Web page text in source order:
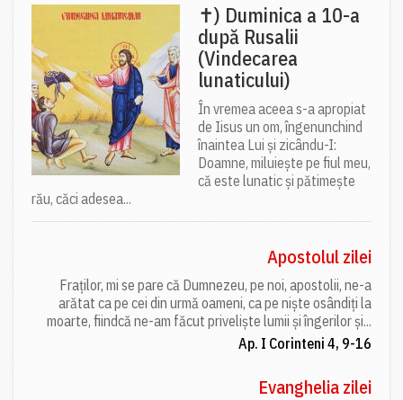
✝) Duminica a 10-a
după Rusalii
(Vindecarea
lunaticului)
În vremea aceea s-a apropiat
de Iisus un om, îngenunchind
înaintea Lui și zicându-I:
Doamne, miluiește pe fiul meu,
că este lunatic și pătimește
rău, căci adesea...
Apostolul zilei
Fraților, mi se pare că Dumnezeu, pe noi, apostolii, ne-a
arătat ca pe cei din urmă oameni, ca pe niște osândiți la
moarte, fiindcă ne-am făcut priveliște lumii și îngerilor și...
Ap. I Corinteni 4, 9-16
Evanghelia zilei